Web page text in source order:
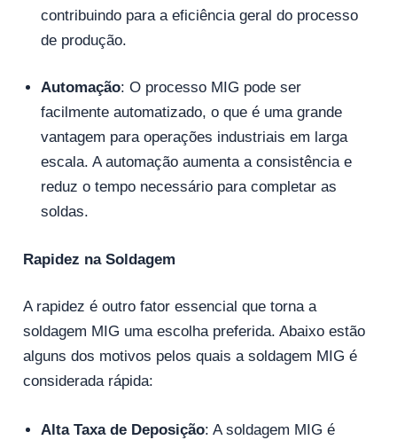
contribuindo para a eficiência geral do processo
de produção.
Automação: O processo MIG pode ser
facilmente automatizado, o que é uma grande
vantagem para operações industriais em larga
escala. A automação aumenta a consistência e
reduz o tempo necessário para completar as
soldas.
Rapidez na Soldagem
A rapidez é outro fator essencial que torna a
soldagem MIG uma escolha preferida. Abaixo estão
alguns dos motivos pelos quais a soldagem MIG é
considerada rápida:
Alta Taxa de Deposição: A soldagem MIG é